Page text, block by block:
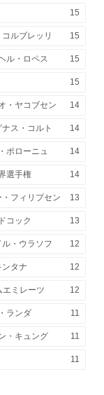
15
ルブレッリ 15
ル・ロペス 15
15
・ヤコブセン 14
ナス・コルト 14
ポローニュ 14
選手権 14
フィリプセン 13
コック 13
・ウラソフ 12
タナ 12
ミレーツ 12
ランダ 11
・キュング 11
11